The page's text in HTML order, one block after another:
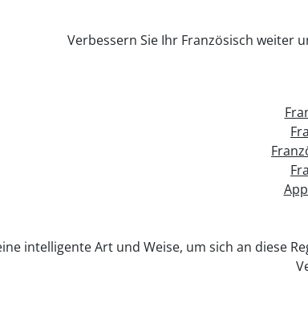
Verbessern Sie Ihr Französisch weiter
intelligente Art und Weise, um sich an diese